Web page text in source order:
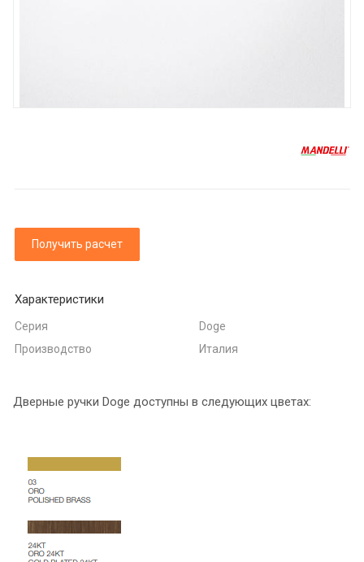
Получить расчет
Характеристики
Серия
Doge
Производство
Италия
Дверные ручки Doge доступны в следующих цветах: